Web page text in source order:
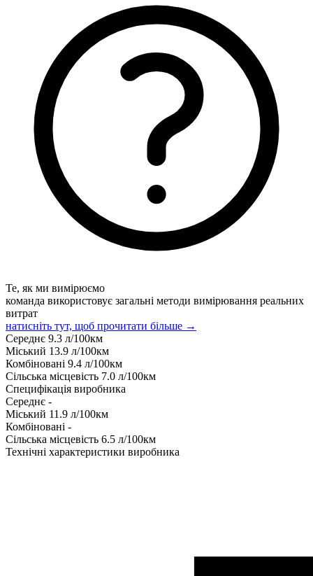
Те, як ми вимірюємо
команда використовує загальні методи вимірювання реальних
витрат
натисніть тут, щоб прочитати більше →
Середнє 9.3 л/100км
Міський 13.9 л/100км
Комбіновані 9.4 л/100км
Сільська місцевість 7.0 л/100км
Специфікація виробника
Середнє -
Міський 11.9 л/100км
Комбіновані -
Сільська місцевість 6.5 л/100км
Технічні характеристики виробника